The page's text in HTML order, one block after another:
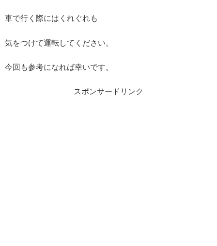
車で行く際にはくれぐれも
気をつけて運転してください。
今回も参考になれば幸いです。
スポンサードリンク